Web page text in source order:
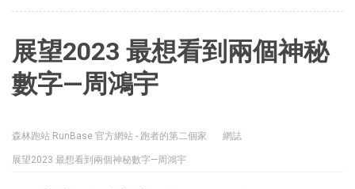
展望2023 最想看到兩個神秘
數字—周鴻宇
森林跑站 RunBase 官方網站 - 跑者的第二個家 網誌
展望2023 最想看到兩個神秘數字—周鴻宇